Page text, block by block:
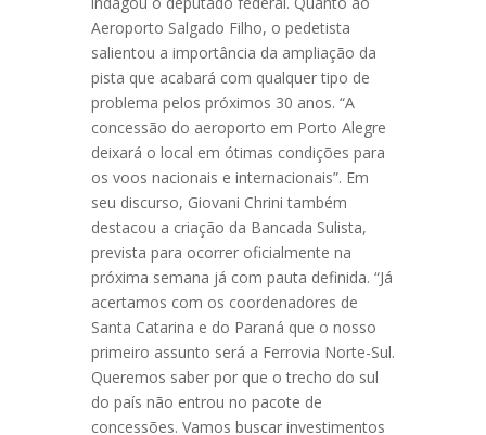
Aeroporto Salgado Filho, o pedetista
salientou a importância da ampliação da
pista que acabará com qualquer tipo de
problema pelos próximos 30 anos. “A
concessão do aeroporto em Porto Alegre
deixará o local em ótimas condições para
os voos nacionais e internacionais”. Em
seu discurso, Giovani Chrini também
destacou a criação da Bancada Sulista,
prevista para ocorrer oficialmente na
próxima semana já com pauta definida. “Já
acertamos com os coordenadores de
Santa Catarina e do Paraná que o nosso
primeiro assunto será a Ferrovia Norte-Sul.
Queremos saber por que o trecho do sul
do país não entrou no pacote de
concessões. Vamos buscar investimentos